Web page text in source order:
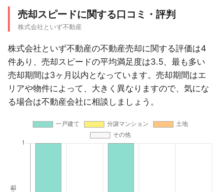
売却スピードに関する口コミ・評判
株式会社といず不動産
株式会社といず不動産の不動産売却に関する評価は4
件あり、売却スピードの平均満足度は3.5、最も多い
売却期間は3ヶ月以内となっています。売却期間はエ
リアや物件によって、大きく異なりますので、気にな
る場合は不動産会社に相談しましょう。